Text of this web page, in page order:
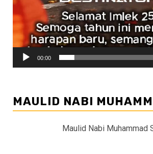
00:00
MAULID NABI
Maulid Nabi Muhammad